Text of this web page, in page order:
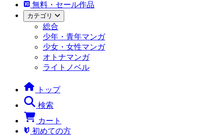
無料・セール作品
カテゴリ
総合
少年・青年マンガ
少女・女性マンガ
オトナマンガ
ライトノベル
トップ
検索
カート
初めての方